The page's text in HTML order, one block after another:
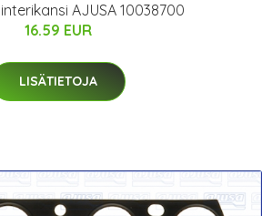
AJUSA 10038700
16.59 EUR
LISÄTIETOJA